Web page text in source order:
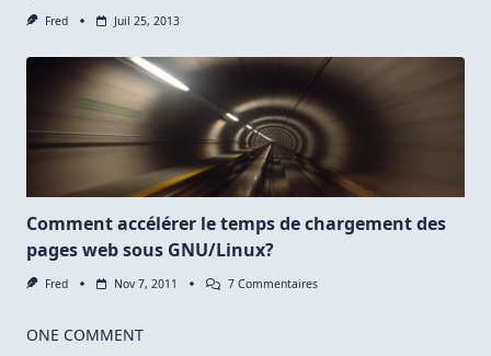
Fred Juil 25, 2013
Comment accélérer le temps de chargement des
pages web sous GNU/Linux?
Fred Nov 7, 2011 7 CommentairesSur
ONE COMMENT